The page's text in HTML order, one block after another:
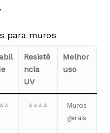
para muros
Resistê
ncia
UV
Melhor
uso
⭐⭐⭐⭐
Muros
gerais